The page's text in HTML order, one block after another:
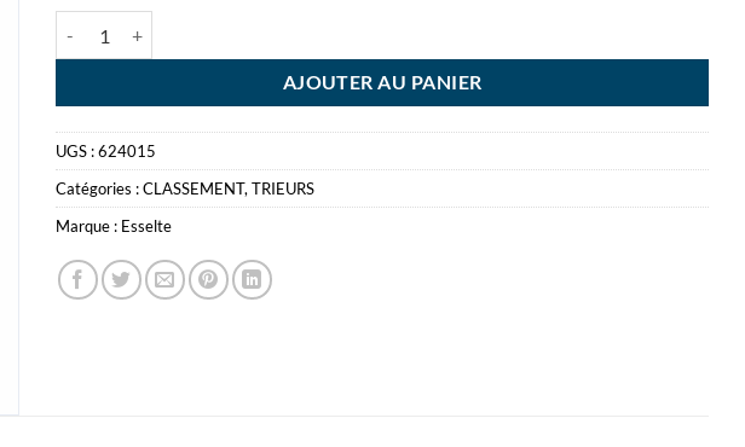
AJOUTER AU PANIER
UGS :624015
Catégories :CLASSEMENT,TRIEURS
Marque : Esselte